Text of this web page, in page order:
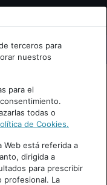
Cancelar
terceros para
nuestros
para el
todas o
de Cookies.
Web está referida a
dirigida a
para prescribir
profesional. La